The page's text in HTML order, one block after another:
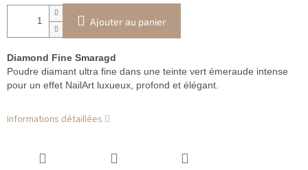
Ajouter au panier
Diamond Fine Smaragd
Poudre diamant ultra fine dans une teinte vert émeraude intense
pour un effet NailArt luxueux, profond et élégant.
Informations détaillées